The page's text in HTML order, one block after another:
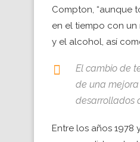
Compton, “aunque
en el tiempo con
y el alcohol, así
El cambio de
de una mejora
desarrollados
Entre los años